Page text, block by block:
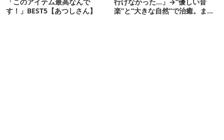
す！」BEST5【あつしさん】
楽”と“大きな自然”で治癒。まだ